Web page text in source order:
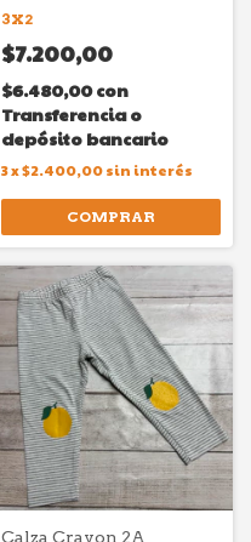
3X2
$7.200,00
$6.480,00con
Transferencia o
depósito bancario
3x$2.400,00 sin interés
COMPRAR
Calza Crayon 2A